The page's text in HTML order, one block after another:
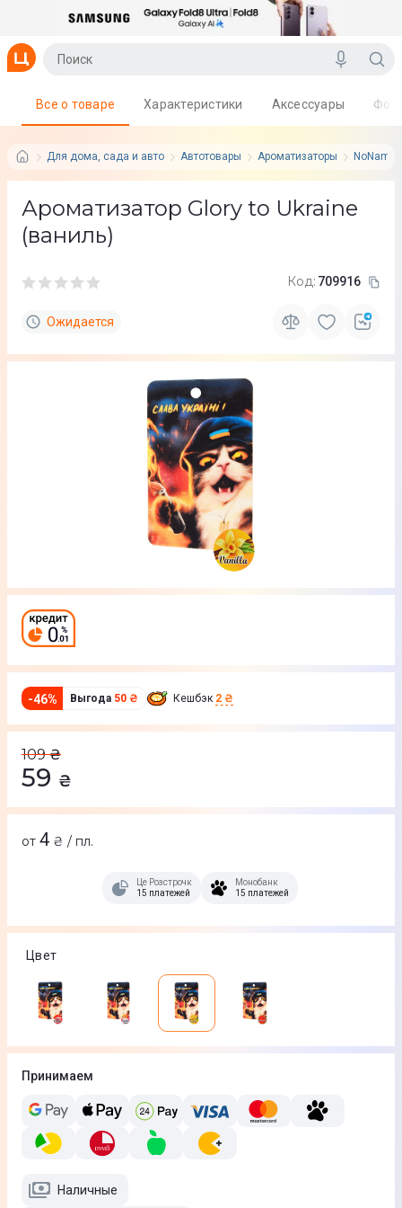
Для дома, сада и авто Автотовары Ароматизаторы NoName
Все о товаре Характеристики Аксессуары
Ароматизатор Glory to Ukraine
(ваниль)
Код: 709916
Ожидается
-46% Выгода 50 ₴ Кешбэк 2 ₴
109 ₴
59 ₴
от 4 ₴ / пл.
Це Розстрочка
15 платежей
Монобанк
15 платежей
Цвет
Принимаем
Наличные